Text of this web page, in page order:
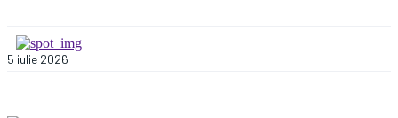
5 iulie 2026